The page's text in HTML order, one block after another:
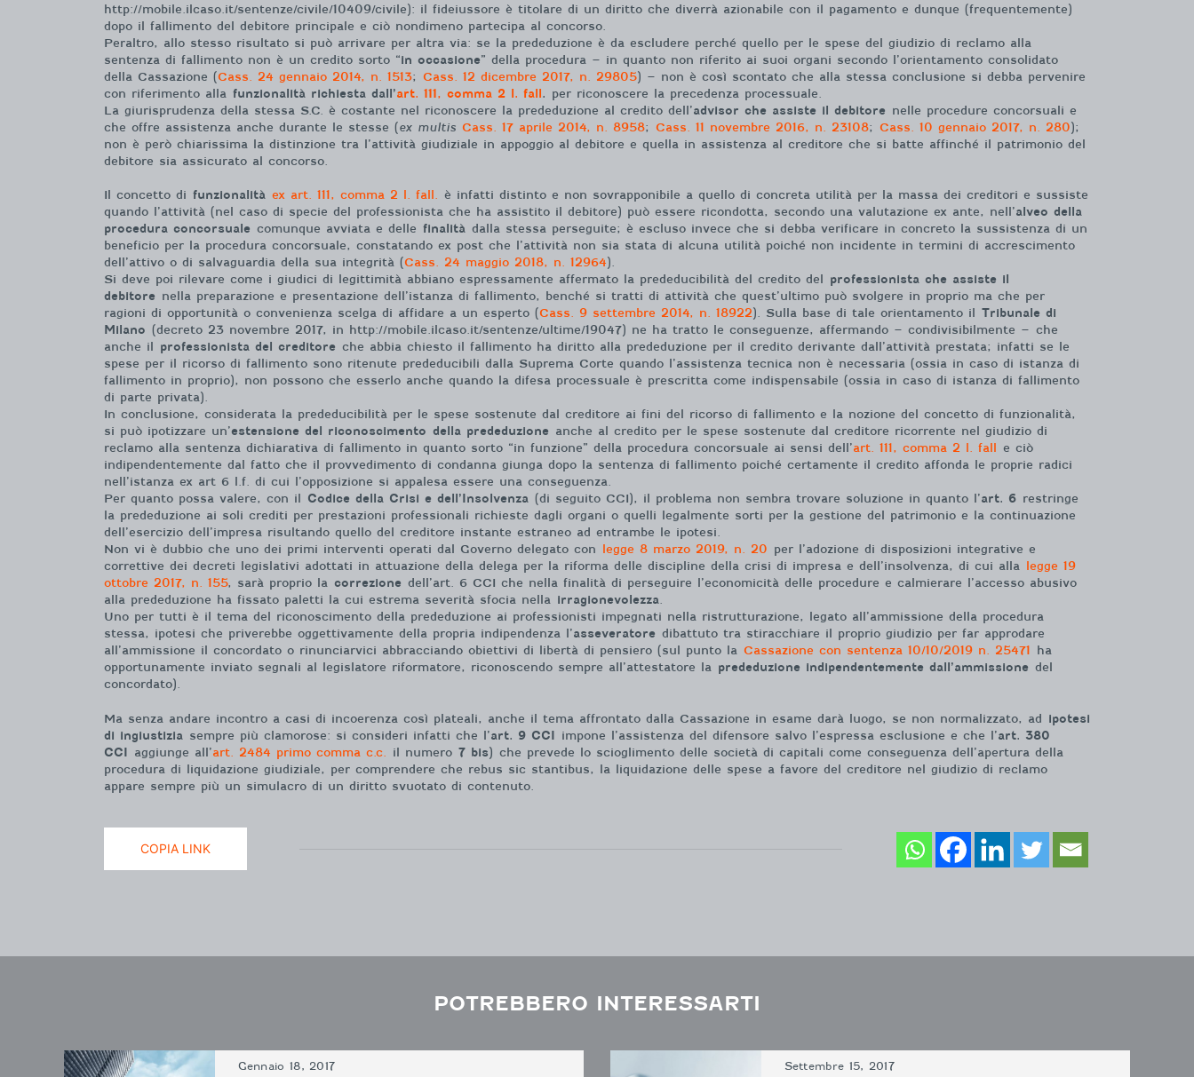
http://mobile.ilcaso.it/sentenze/civile/10409/civile): il fideiussore è titolare di un diritto che diverrà azionabile con il pagamento e dunque (frequentemente)
dopo il fallimento del debitore principale e ciò nondimeno partecipa al concorso.
Peraltro, allo stesso risultato si può arrivare per altra via: se la prededuzione è da escludere perché quello per le spese del giudizio di reclamo alla
sentenza di fallimento non è un credito sorto “in occasione” della procedura – in quanto non riferito ai suoi organi secondo l’orientamento consolidato
della Cassazione (Cass. 24 gennaio 2014, n. 1513; Cass. 12 dicembre 2017, n. 29805) – non è così scontato che alla stessa conclusione si debba pervenire
con riferimento alla funzionalità richiesta dall’art. 111, comma 2 l. fall. per riconoscere la precedenza processuale.
La giurisprudenza della stessa S.C. è costante nel riconoscere la prededuzione al credito dell’advisor che assiste il debitore nelle procedure concorsuali e
che offre assistenza anche durante le stesse (ex multis Cass. 17 aprile 2014, n. 8958; Cass. 11 novembre 2016, n. 23108; Cass. 10 gennaio 2017, n. 280);
non è però chiarissima la distinzione tra l’attività giudiziale in appoggio al debitore e quella in assistenza al creditore che si batte affinché il patrimonio del
debitore sia assicurato al concorso.
Il concetto di funzionalità ex art. 111, comma 2 l. fall. è infatti distinto e non sovrapponibile a quello di concreta utilità per la massa dei creditori e sussiste
quando l’attività (nel caso di specie del professionista che ha assistito il debitore) può essere ricondotta, secondo una valutazione ex ante, nell’alveo della
procedura concorsuale comunque avviata e delle finalità dalla stessa perseguite; è escluso invece che si debba verificare in concreto la sussistenza di un
beneficio per la procedura concorsuale, constatando ex post che l’attività non sia stata di alcuna utilità poiché non incidente in termini di accrescimento
dell’attivo o di salvaguardia della sua integrità (Cass. 24 maggio 2018, n. 12964).
Si deve poi rilevare come i giudici di legittimità abbiano espressamente affermato la prededucibilità del credito del professionista che assiste il
debitore nella preparazione e presentazione dell’istanza di fallimento, benché si tratti di attività che quest’ultimo può svolgere in proprio ma che per
ragioni di opportunità o convenienza scelga di affidare a un esperto (Cass. 9 settembre 2014, n. 18922). Sulla base di tale orientamento il Tribunale di
Milano (decreto 23 novembre 2017, in http://mobile.ilcaso.it/sentenze/ultime/19047) ne ha tratto le conseguenze, affermando – condivisibilmente – che
anche il professionista del creditore che abbia chiesto il fallimento ha diritto alla prededuzione per il credito derivante dall’attività prestata; infatti se le
spese per il ricorso di fallimento sono ritenute prededucibili dalla Suprema Corte quando l’assistenza tecnica non è necessaria (ossia in caso di istanza di
fallimento in proprio), non possono che esserlo anche quando la difesa processuale è prescritta come indispensabile (ossia in caso di istanza di fallimento
di parte privata).
In conclusione, considerata la prededucibilità per le spese sostenute dal creditore ai fini del ricorso di fallimento e la nozione del concetto di funzionalità,
si può ipotizzare un’estensione del riconoscimento della prededuzione anche al credito per le spese sostenute dal creditore ricorrente nel giudizio di
reclamo alla sentenza dichiarativa di fallimento in quanto sorto “in funzione” della procedura concorsuale ai sensi dell’art. 111, comma 2 l. fall
e ciò
indipendentemente dal fatto che il provvedimento di condanna giunga dopo la sentenza di fallimento poiché certamente il credito affonda le proprie radici
nell’istanza ex art 6 l.f. di cui l’opposizione si appalesa essere una conseguenza.
Per quanto possa valere, con il Codice della Crisi e dell’Insolvenza (di seguito CCI), il problema non sembra trovare soluzione in quanto l’art. 6 restringe
la prededuzione ai soli crediti per prestazioni professionali richieste dagli organi o quelli legalmente sorti per la gestione del patrimonio e la continuazione
dell’esercizio dell’impresa risultando quello del creditore instante estraneo ad entrambe le ipotesi.
Non vi è dubbio che uno dei primi interventi operati dal Governo delegato con
legge 8 marzo 2019, n. 20 per l’adozione di disposizioni integrative e
correttive dei decreti legislativi adottati in attuazione della delega per la riforma delle discipline della crisi di impresa e dell’insolvenza, di cui alla
legge 19
ottobre 2017, n. 155, sarà proprio la correzione dell’art. 6 CCI che nella finalità di perseguire l’economicità delle procedure e calmierare l’accesso abusivo
alla prededuzione ha fissato paletti la cui estrema severità sfocia nella irragionevolezza.
Uno per tutti è il tema del riconoscimento della prededuzione ai professionisti impegnati nella ristrutturazione, legato all’ammissione della procedura
stessa, ipotesi che priverebbe oggettivamente della propria indipendenza l’asseveratore dibattuto tra stiracchiare il proprio giudizio per far approdare
all’ammissione il concordato o rinunciarvici abbracciando obiettivi di libertà di pensiero (sul punto la Cassazione con sentenza 10/10/2019 n. 25471
ha
opportunamente inviato segnali al legislatore riformatore, riconoscendo sempre all’attestatore la prededuzione indipendentemente dall’ammissione del
concordato).
Ma senza andare incontro a casi di incoerenza così plateali, anche il tema affrontato dalla Cassazione in esame darà luogo, se non normalizzato, ad ipotesi
di ingiustizia sempre più clamorose: si consideri infatti che l’art. 9 CCI impone l’assistenza del difensore salvo l’espressa esclusione e che l’art. 380
CCI aggiunge all’art. 2484 primo comma c.c. il numero 7 bis) che prevede lo scioglimento delle società di capitali come conseguenza dell’apertura della
procedura di liquidazione giudiziale, per comprendere che rebus sic stantibus, la liquidazione delle spese a favore del creditore nel giudizio di reclamo
appare sempre più un simulacro di un diritto svuotato di contenuto.
COPIA LINK
POTREBBERO INTERESSARTI
Gennaio 18, 2017 Settembre 15, 2017